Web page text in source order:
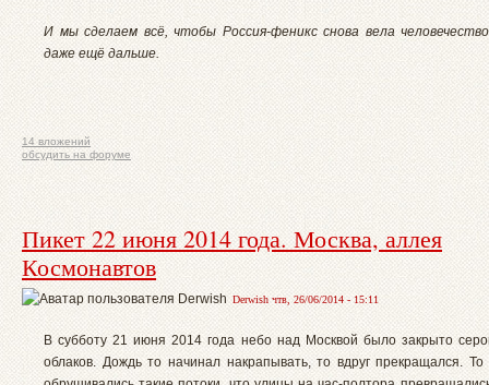
И мы сделаем всё, чтобы Россия-феникс снова вела
даже ещё дальше.
14 вложений
обсудить на форуме
Пикет 22 июня 2014 года. Москва, аллея
Космонавтов
Derwish чтв, 26/06/2014 - 15:11
В субботу 21 июня 2014 года небо над Москвой было закрыто
облаков. Дождь то начинал накрапывать, то вдруг прекращался. То